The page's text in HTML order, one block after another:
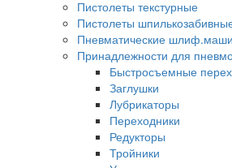
Пистолеты текстурные
Пистолеты
Пневматические
Принадлежности для
Быстросъемные
Заглушки
Лубрикаторы
Переходники
Редукторы
Тройники